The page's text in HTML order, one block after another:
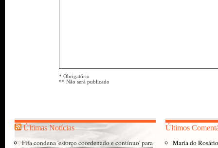
* Obrigatório
** Não será publicado
Últimas Notícias
Fifa condena 'esforço coordenado e contínuo' para
Últimos
Maria do